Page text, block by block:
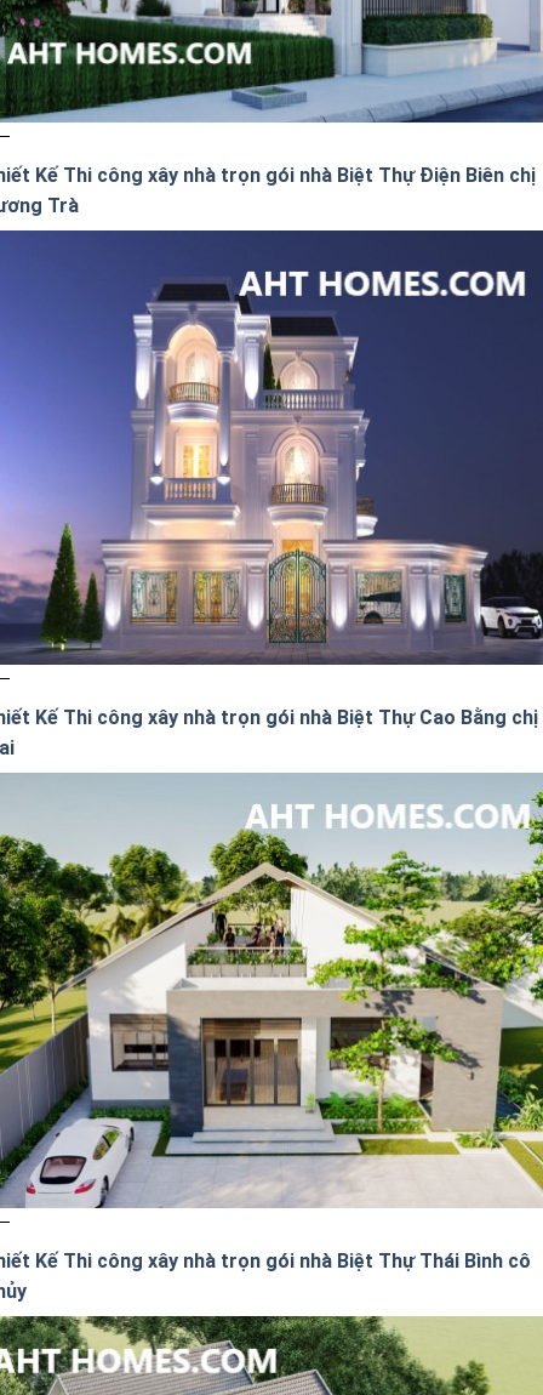
Kế Thi công xây nhà trọn gói nhà Biệt Thự Điện Biên chị
Trà
Kế Thi công xây nhà trọn gói nhà Biệt Thự Cao Bằng chị
Kế Thi công xây nhà trọn gói nhà Biệt Thự Thái Bình cô